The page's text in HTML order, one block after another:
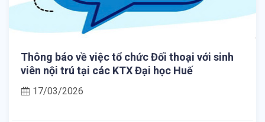
Thông báo về việc tổ chức Đối thoại với sinh
viên nội trú tại các KTX Đại học Huế
17/03/2026